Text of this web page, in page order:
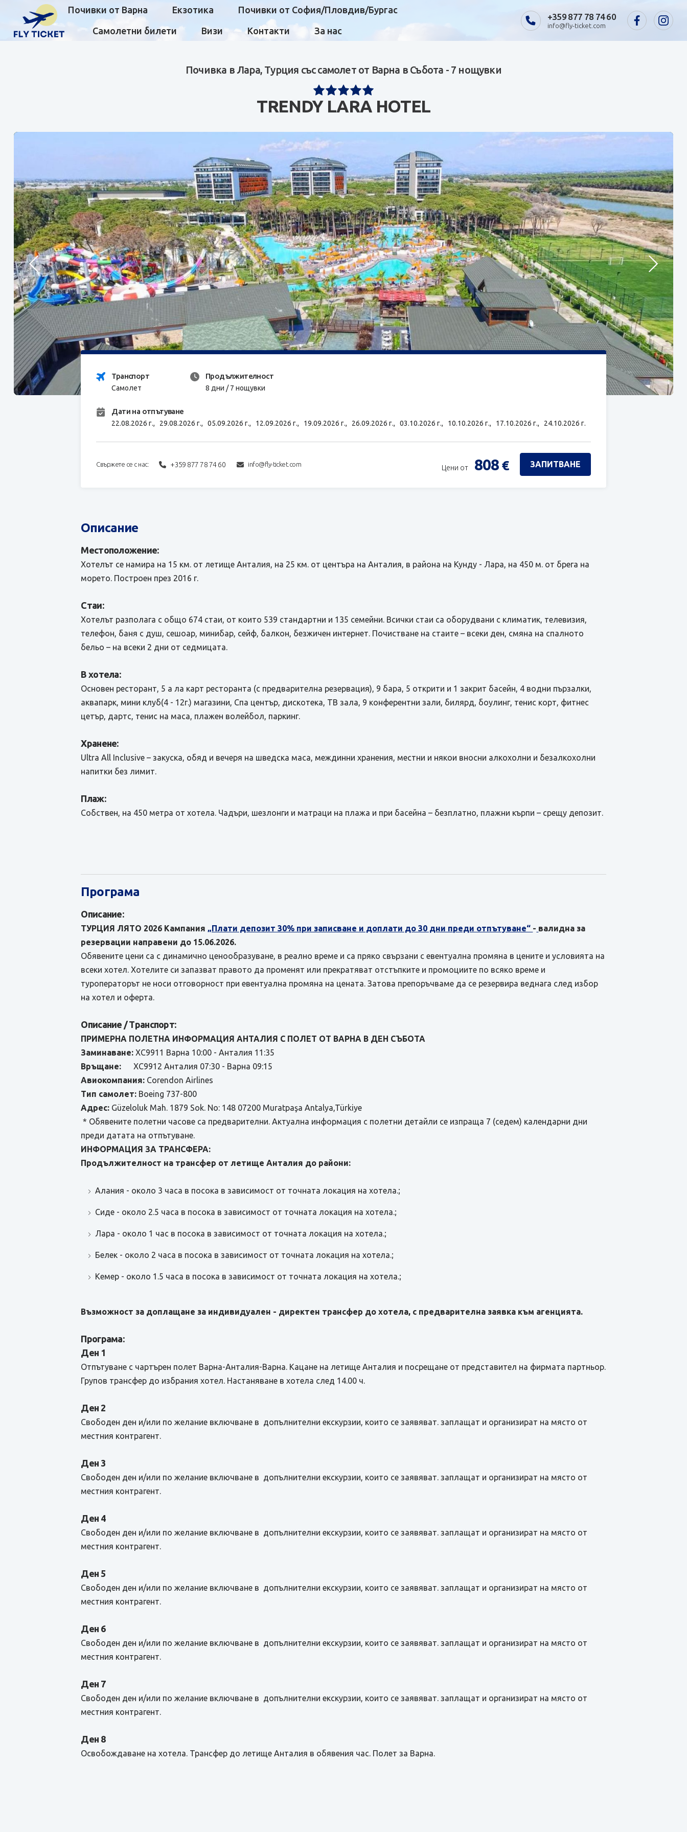
Почивки от Варна Екзотика Почивки от София/Пловдив/Бургас
Самолетни билети Визи Контакти За нас
+359 877 78 74 60
info@fly-ticket.com
Почивка в Лара, Турция със самолет от Варна в Събота - 7 нощувки
TRENDY LARA HOTEL
Транспорт
Самолет
Продължителност
8 дни / 7 нощувки
Дати на отпътуване
22.08.2026 г., 29.08.2026 г.,05.09.2026 г., 12.09.2026 г., 19.09.2026 г., 26.09.2026 г.,03.10.2026 г., 10.10.2026 г., 17.10.2026 г., 24.10.2026 г.
Свържете се с нас: +359 877 78 74 60 info@fly-ticket.com Цени от 808 € ЗАПИТВАНЕ
Описание
Местоположение:
Хотелът се намира на 15 км. от летище Анталия, на 25 км. от центъра на Анталия, в района на Кунду - Лара, на 450 м. от брега на
морето. Построен през 2016 г.
Стаи:
Хотелът разполага с общо 674 стаи, от които 539 стандартни и 135 семейни. Всички стаи са оборудвани с климатик, телевизия,
телефон, баня с душ, сешоар, минибар, сейф, балкон, безжичен интернет. Почистване на стаите – всеки ден, смяна на спалното
бельо – на всеки 2 дни от седмицата.
В хотела:
Основен ресторант, 5 a лa карт ресторанта (с предварителна резервация), 9 бара, 5 открити и 1 закрит басейн, 4 водни пързалки,
аквапарк, мини клуб(4 - 12г.) магазини, Спа център, дискотека, TВ зала, 9 конферентни зали, билярд, боулинг, тенис корт, фитнес
цетър, дартс, тенис на маса, плажен волейбол, паркинг.
Хранене:
Ultra All Inclusive – закуска, обяд и вечеря на шведска маса, междинни хранения, местни и някои вносни алкохолни и безалкохолни
напитки без лимит.
Плаж:
Собствен, на 450 метра от хотела. Чадъри, шезлонги и матраци на плажа и при басейна – безплатно, плажни кърпи – срещу депозит.
Програма
Описание:
ТУРЦИЯ ЛЯТО 2026 Кампания „Плати депозит 30% при записване и доплати до 30 дни преди отпътуване“ - валидна за
резервации направени до 15.06.2026.
Обявените цени са с динамично ценообразуване, в реално време и са пряко свързани с евентуална промяна в цените и условията на
всеки хотел. Хотелите си запазват правото да променят или прекратяват отстъпките и промоциите по всяко време и
туроператорът не носи отговорност при евентуална промяна на цената. Затова препоръчваме да се резервира веднага след избор
на хотел и оферта.
Описание / Транспорт:
ПРИМЕРНА ПОЛЕТНА ИНФОРМАЦИЯ АНТАЛИЯ С ПОЛЕТ ОТ ВАРНА В ДЕН СЪБОТА
Заминаване: XC9911 Варна 10:00 - Анталия 11:35
Връщане: XC9912 Анталия 07:30 - Варна 09:15
Авиокомпания: Corendon Airlines
Тип самолет: Boeing 737-800
Адрес: Güzeloluk Mah. 1879 Sok. No: 148 07200 Muratpaşa Antalya,Türkiye
* Обявените полетни часове са предварителни. Актуална информация с полетни детайли се изпраща 7 (седем) календарни дни
преди датата на отпътуване.
ИНФОРМАЦИЯ ЗА ТРАНСФЕРА:
Продължителност на трансфер от летище Анталия до райони:
Алания - около 3 часа в посока в зависимост от точната локация на хотела.;
Сиде - около 2.5 часа в посока в зависимост от точната локация на хотела.;
Лара - около 1 час в посока в зависимост от точната локация на хотела.;
Белек - около 2 часа в посока в зависимост от точната локация на хотела.;
Кемер - около 1.5 часа в посока в зависимост от точната локация на хотела.;
Възможност за доплащане за индивидуален - директен трансфер до хотела, с предварителна заявка към агенцията.
Програма:
Ден 1
Отпътуване с чартърен полет Варна-Анталия-Варна. Кацане на летище Анталия и посрещане от представител на фирмата партньор.
Групов трансфер до избрания хотел. Настаняване в хотела след 14.00 ч.
Ден 2
Свободен ден и/или по желание включване в допълнителни екскурзии, които се заявяват. заплащат и организират на място от
местния контрагент.
Ден 3
Свободен ден и/или по желание включване в допълнителни екскурзии, които се заявяват. заплащат и организират на място от
местния контрагент.
Ден 4
Свободен ден и/или по желание включване в допълнителни екскурзии, които се заявяват. заплащат и организират на място от
местния контрагент.
Ден 5
Свободен ден и/или по желание включване в допълнителни екскурзии, които се заявяват. заплащат и организират на място от
местния контрагент.
Ден 6
Свободен ден и/или по желание включване в допълнителни екскурзии, които се заявяват. заплащат и организират на място от
местния контрагент.
Ден 7
Свободен ден и/или по желание включване в допълнителни екскурзии, които се заявяват. заплащат и организират на място от
местния контрагент.
Ден 8
Освобождаване на хотела. Трансфер до летище Анталия в обявения час. Полет за Варна.